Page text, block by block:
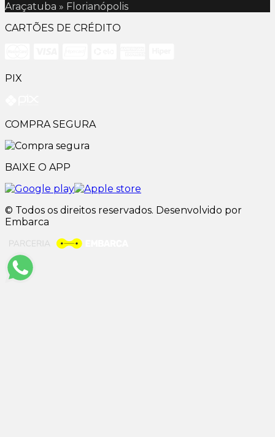
Araçatuba » Florianópolis
CARTÕES DE CRÉDITO
PIX
COMPRA SEGURA
BAIXE O APP
© Todos os direitos reservados. Desenvolvido por
Embarca